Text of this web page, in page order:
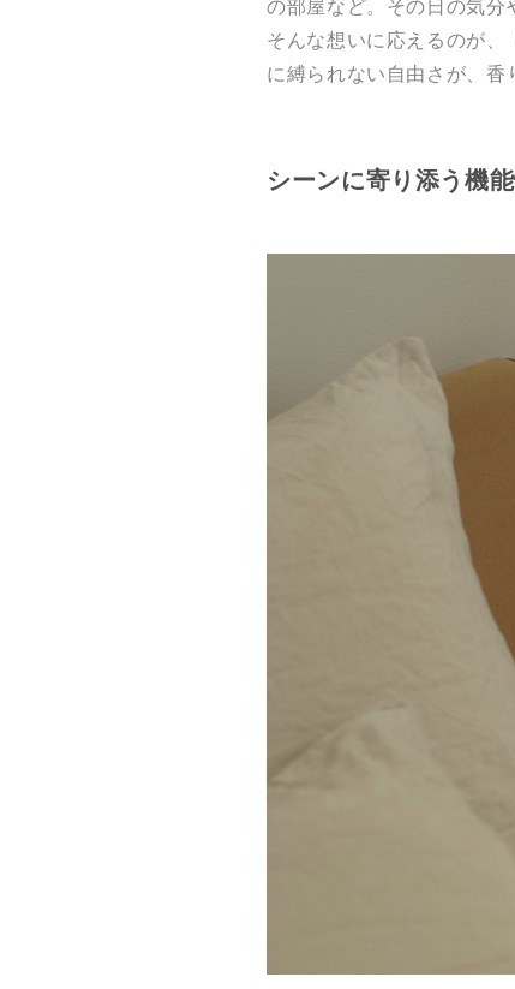
の部屋など。その日の気
そんな想いに応えるのが、
に縛られない自由さが、香
シーンに寄り添う機